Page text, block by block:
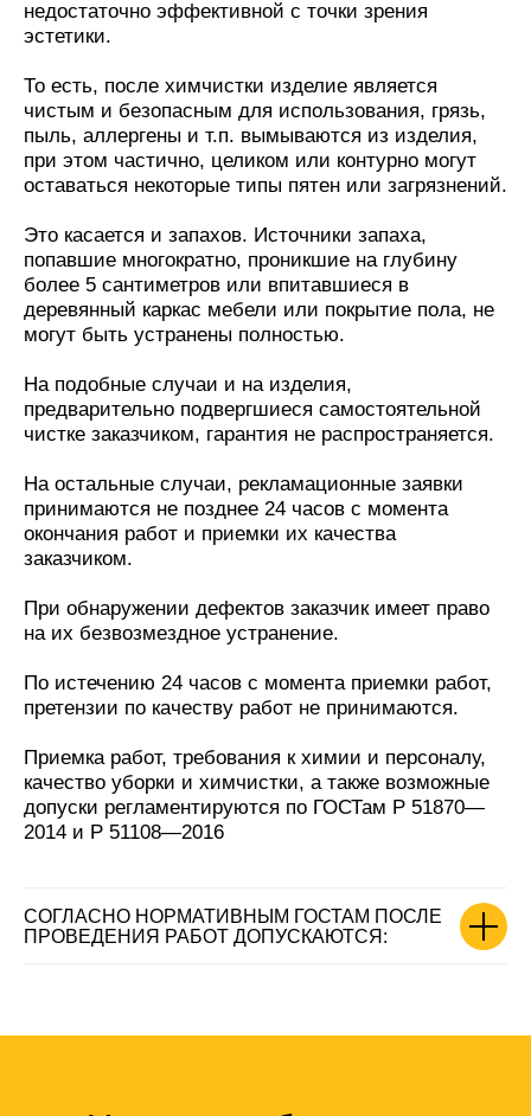
недостаточно эффективной с точки зрения
эстетики.
То есть, после химчистки изделие является
чистым и безопасным для использования, грязь,
пыль, аллергены и т.п. вымываются из изделия,
при этом частично, целиком или контурно могут
оставаться некоторые типы пятен или загрязнений.
Это касается и запахов. Источники запаха,
попавшие многократно, проникшие на глубину
более 5 сантиметров или впитавшиеся в
деревянный каркас мебели или покрытие пола, не
могут быть устранены полностью.
На подобные случаи и на изделия,
предварительно подвергшиеся самостоятельной
чистке заказчиком, гарантия не распространяется.
На остальные случаи, рекламационные заявки
принимаются не позднее 24 часов с момента
окончания работ и приемки их качества
заказчиком.
При обнаружении дефектов заказчик имеет право
на их безвозмездное устранение.
По истечению 24 часов с момента приемки работ,
претензии по качеству работ не принимаются.
Приемка работ, требования к химии и персоналу,
качество уборки и химчистки, а также возможные
допуски регламентируются по ГОСТам Р 51870—
2014 и Р 51108—2016
СОГЛАСНО НОРМАТИВНЫМ ГОСТАМ ПОСЛЕ
ПРОВЕДЕНИЯ РАБОТ ДОПУСКАЮТСЯ: